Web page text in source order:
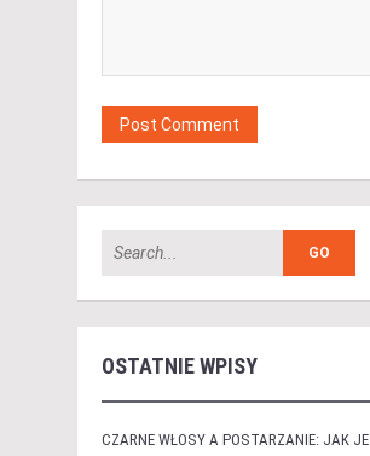
OSTATNIE WPISY
CZARNE WŁOSY A POSTARZANIE: JAK JE